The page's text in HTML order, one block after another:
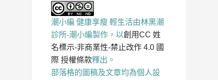
潮小編 健康享瘦 輕生活由林黑潮
診所-潮小編製作，以創用CC 姓
名標示-非商業性-禁止改作 4.0 國
際 授權條款釋出。
部落格的圖稿及文章均為個人設